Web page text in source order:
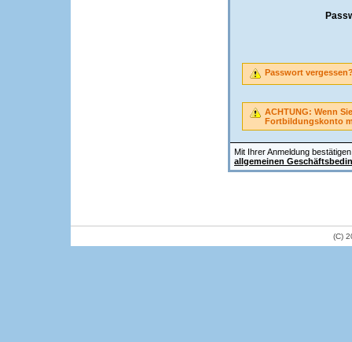
Mit Ihrer Anmeldung
allgemeinen
Passwort
ACHTUNG: Wenn
Fortbildungskonto
(C)